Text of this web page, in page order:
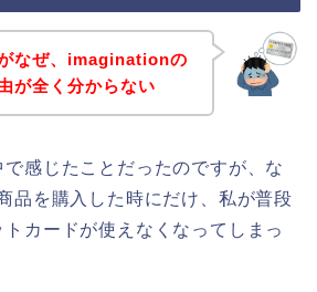
なぜ、imaginationの
が全く分からない
感じたことだったのですが、な
品を購入した時にだけ、私が普段
カードが使えなくなってしまっ